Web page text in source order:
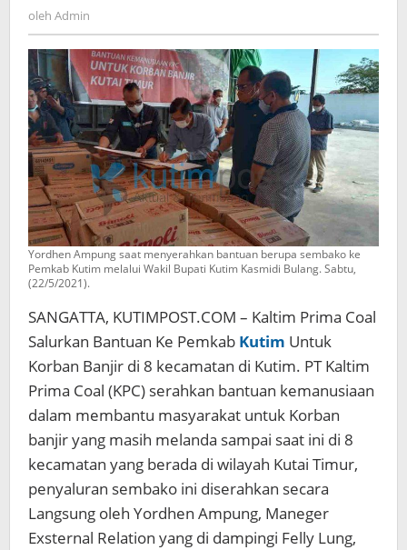
Banjir
di
8
kecamatan
di
Kutim
oleh Admin
Yordhen Ampung saat menyerahkan bantuan berupa sembako ke
Pemkab Kutim melalui Wakil Bupati Kutim Kasmidi Bulang. Sabtu,
(22/5/2021).
SANGATTA, KUTIMPOST.COM – Kaltim Prima Coal
Salurkan Bantuan Ke Pemkab Kutim Untuk
Korban Banjir di 8 kecamatan di Kutim. PT Kaltim
Prima Coal (KPC) serahkan bantuan kemanusiaan
dalam membantu masyarakat untuk Korban
banjir yang masih melanda sampai saat ini di 8
kecamatan yang berada di wilayah Kutai Timur,
penyaluran sembako ini diserahkan secara
Langsung oleh Yordhen Ampung, Maneger
Exsternal Relation yang di dampingi Felly Lung,